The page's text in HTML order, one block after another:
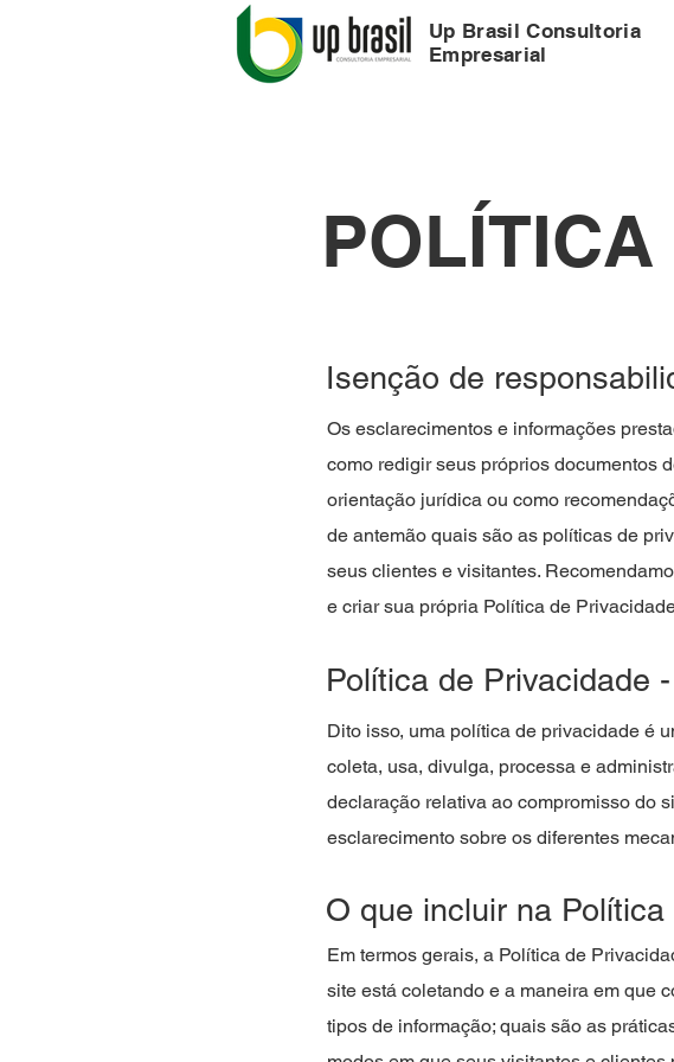
Up Brasil Consultoria
Empresarial
POLÍTICA
Isenção de
Os esclarecimentos e informações
como redigir seus próprios documentos
orientação jurídica ou como
de antemão quais são as políticas de
seus clientes e visitantes.
e criar sua própria Política de
Política de Privacidade
Dito isso, uma política de privacidade é
coleta, usa, divulga, processa e
declaração relativa ao compromisso do
esclarecimento sobre os diferentes
O que incluir na
Em termos gerais, a Política de
site está coletando e a maneira em que
tipos de informação; quais são as